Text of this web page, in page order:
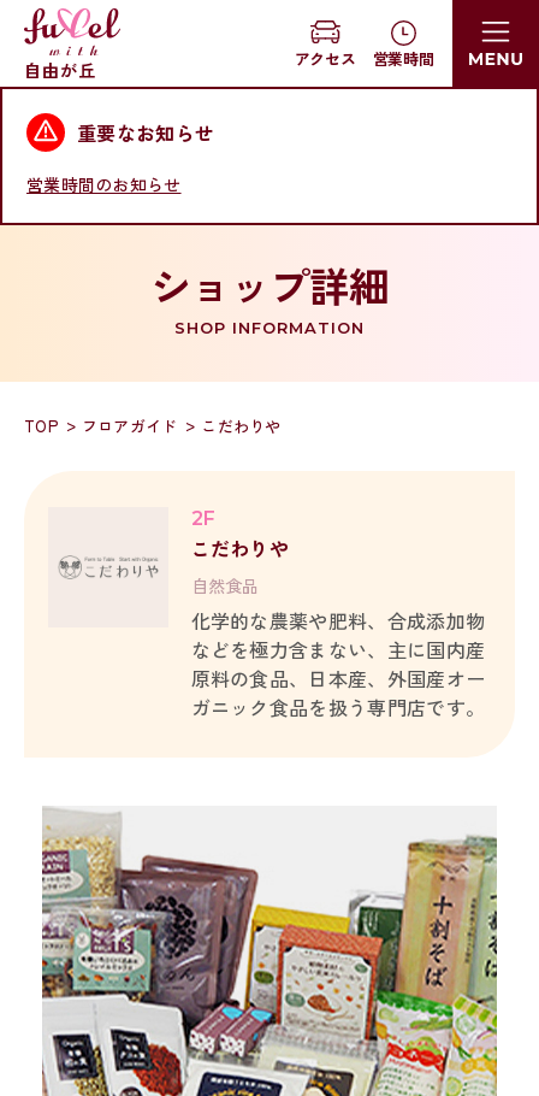
自由が丘 アクセス 営業時間
重要なお知らせ
営業時間のお知らせ
ショップ詳細
SHOP INFORMATION
TOP フロアガイド こだわりや
2F
こだわりや
自然食品
化学的な農薬や肥料、合成添加物
などを極力含まない、主に国内産
原料の食品、日本産、外国産オー
ガニック食品を扱う専門店です。